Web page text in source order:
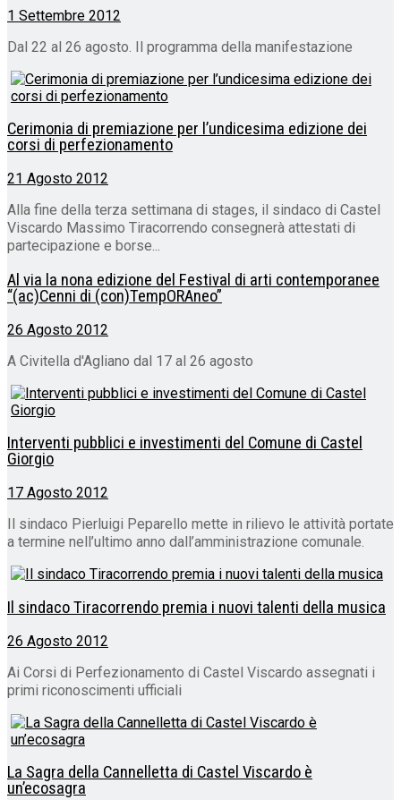
1 Settembre 2012
Dal 22 al 26 agosto. Il programma della manifestazione
Cerimonia di premiazione per l’undicesima edizione dei
corsi di perfezionamento
21 Agosto 2012
Alla fine della terza settimana di stages, il sindaco di Castel
Viscardo Massimo Tiracorrendo consegnerà attestati di
partecipazione e borse...
Al via la nona edizione del Festival di arti contemporanee
“(ac)Cenni di (con)TempORAneo”
26 Agosto 2012
A Civitella d'Agliano dal 17 al 26 agosto
Interventi pubblici e investimenti del Comune di Castel
Giorgio
17 Agosto 2012
Il sindaco Pierluigi Peparello mette in rilievo le attività portate
a termine nell’ultimo anno dall’amministrazione comunale.
Il sindaco Tiracorrendo premia i nuovi talenti della musica
26 Agosto 2012
Ai Corsi di Perfezionamento di Castel Viscardo assegnati i
primi riconoscimenti ufficiali
La Sagra della Cannelletta di Castel Viscardo è
un’ecosagra